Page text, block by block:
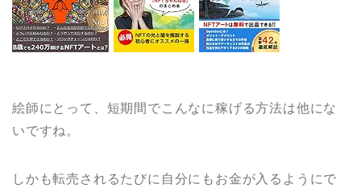
絵師にとって、短期間でこんなに稼げる方法は他にな
いですね。
しかも転売されるたびに自分にもお金が入るようにで